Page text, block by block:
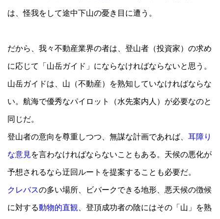
は、怪我をして途中下山の憂き目に遭う。
だから、我々不動産業界の者は、登山者（投資家）の求め
に応じて「山岳ガイド」にならなければならないと思う。
山岳ガイドは、山（不動産）を熟知していなければならな
い。航海で優秀なパイロット（水先案内人）が必要なのと
同じだ。
登山者の意向を尊重しつつ、無謀な計画であれば、耳障り
な意見を言わなければならないこともある。天候の悪化が
予想されるなら迂回ルートを提案することも必要だ。
クレバスの多い場所、ビバークできる地形、悪天候の徴候
に対する動物的直観 、登頂成功者の陰にはその「山」を熟